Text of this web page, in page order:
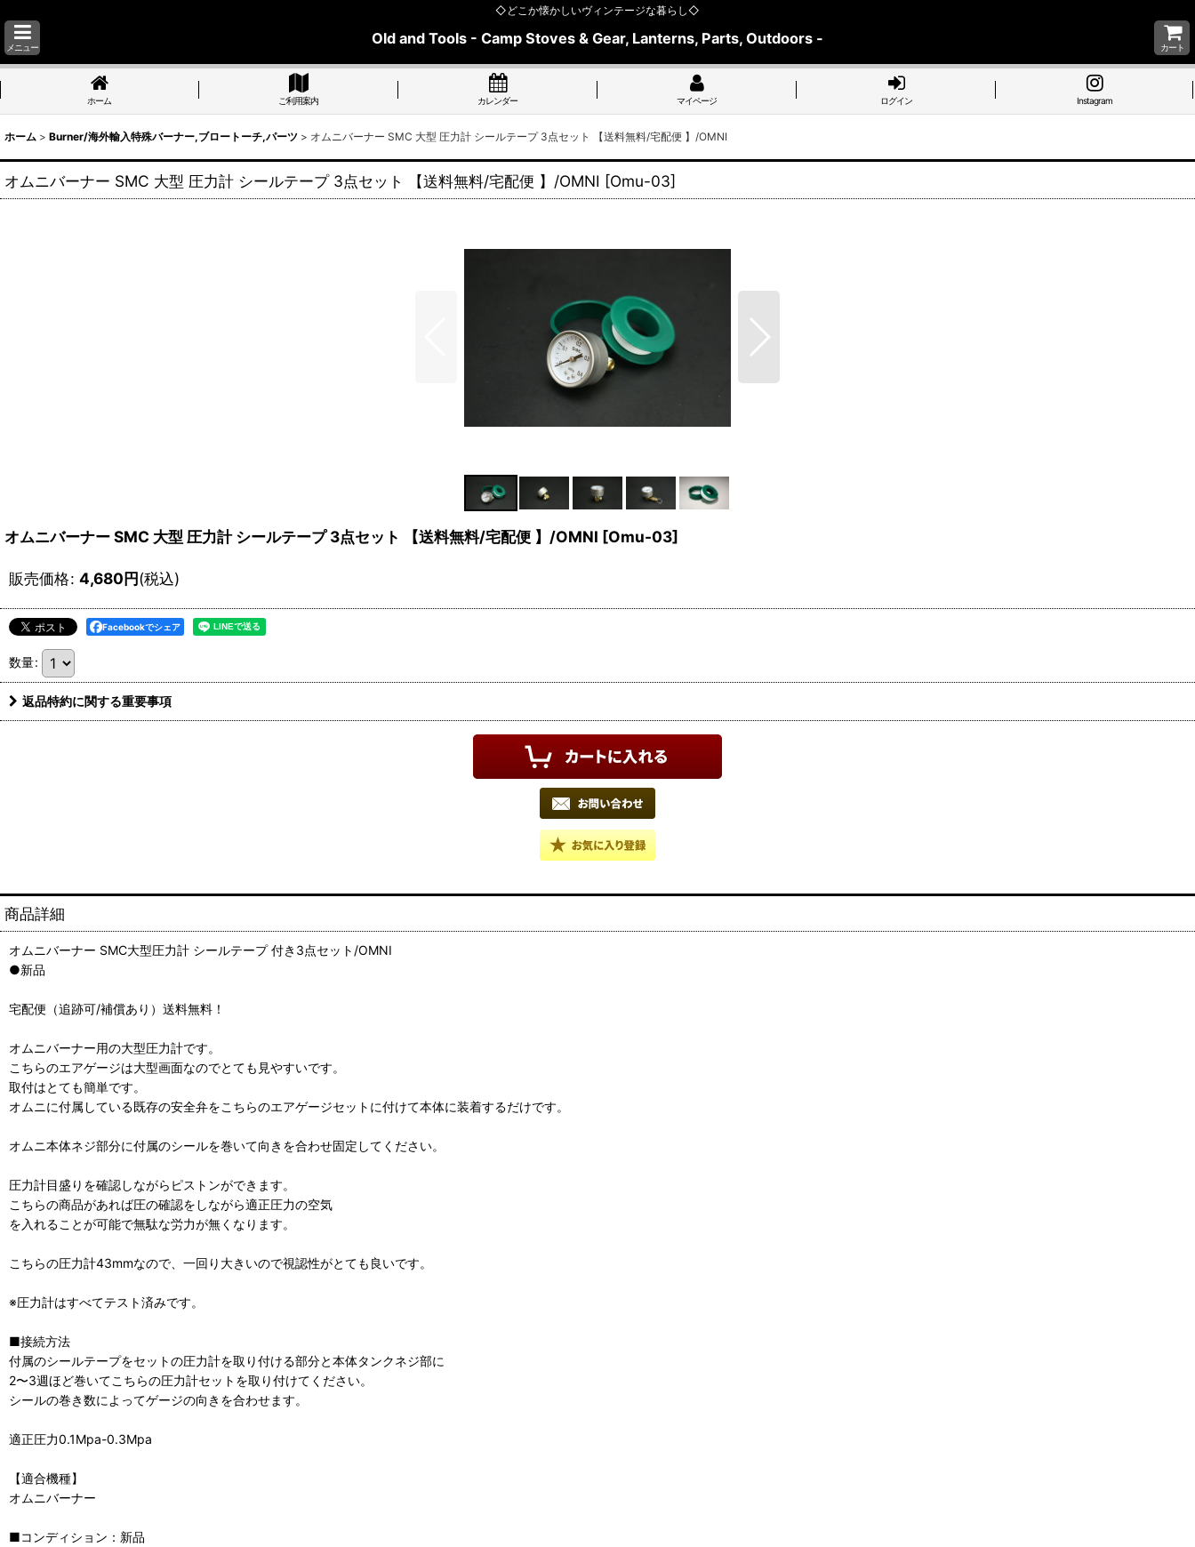
◇どこか懐かしいヴィンテージな暮らし◇
メニュー
Old and Tools - Camp Stoves & Gear, Lanterns, Parts, Outdoors -
カート
ホーム ご利用案内 カレンダー マイページ ログイン Instagram
ホーム > Burner/海外輸入特殊バーナー,ブロートーチ,パーツ > オムニバーナー SMC 大型 圧力計 シールテープ 3点セット 【送料無料/宅配便 】/OMNI
オムニバーナー SMC 大型 圧力計 シールテープ 3点セット 【送料無料/宅配便 】/OMNI [Omu-03]
オムニバーナー SMC 大型 圧力計 シールテープ 3点セット 【送料無料/宅配便 】/OMNI [Omu-03]
販売価格: 4,680円(税込)
Facebookでシェア
数量:
返品特約に関する重要事項
商品詳細
オムニバーナー SMC大型圧力計 シールテープ 付き3点セット/OMNI
●新品
宅配便（追跡可/補償あり）送料無料！
オムニバーナー用の大型圧力計です。
こちらのエアゲージは大型画面なのでとても見やすいです。
取付はとても簡単です。
オムニに付属している既存の安全弁をこちらのエアゲージセットに付けて本体に装着するだけです。
オムニ本体ネジ部分に付属のシールを巻いて向きを合わせ固定してください。
圧力計目盛りを確認しながらピストンができます。
こちらの商品があれば圧の確認をしながら適正圧力の空気
を入れることが可能で無駄な労力が無くなります。
こちらの圧力計43mmなので、一回り大きいので視認性がとても良いです。
※圧力計はすべてテスト済みです。
■接続方法
付属のシールテープをセットの圧力計を取り付ける部分と本体タンクネジ部に
2〜3週ほど巻いてこちらの圧力計セットを取り付けてください。
シールの巻き数によってゲージの向きを合わせます。
適正圧力0.1Mpa-0.3Mpa
【適合機種】
オムニバーナー
■コンディション：新品